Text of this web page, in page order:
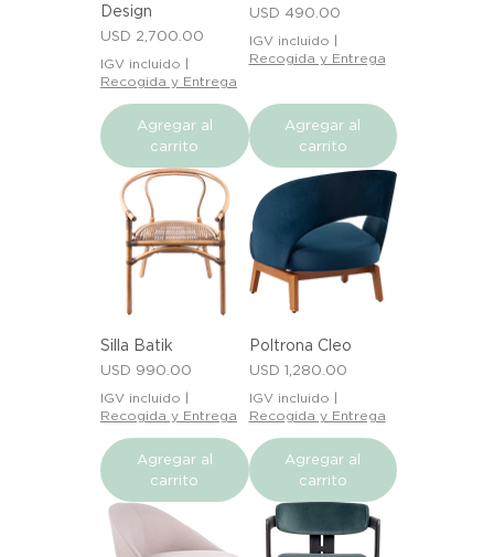
Design
Precio
USD 2,700.00
IGV incluido |
Recogida y Entrega
Agregar al
carrito
Precio
USD 490.00
IGV incluido |
Recogida y Entrega
Agregar al
carrito
Silla Batik
Precio
USD 990.00
IGV incluido
Recogida y Entrega
Agregar al
carrito
Poltrona Cleo
Precio
USD 1,280.00
IGV incluido
Recogida y Entrega
Agregar al
carrito